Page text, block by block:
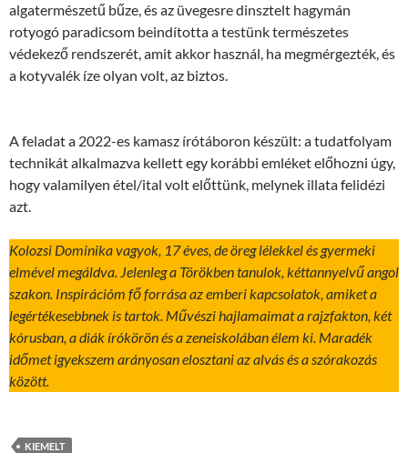
algatermészetű bűze, és az üvegesre dinsztelt hagymán
rotyogó paradicsom beindította a testünk természetes
védekező rendszerét, amit akkor használ, ha megmérgezték, és
a kotyvalék íze olyan volt, az biztos.
A feladat a 2022-es kamasz írótáboron készült: a tudatfolyam
technikát alkalmazva kellett egy korábbi emléket előhozni úgy,
hogy valamilyen étel/ital volt előttünk, melynek illata felidézi
azt.
Kolozsi Dominika vagyok, 17 éves, de öreg lélekkel és gyermeki
elmével megáldva. Jelenleg a Törökben tanulok, kéttannyelvű angol
szakon. Inspirációm fő forrása az emberi kapcsolatok, amiket a
legértékesebbnek is tartok. Művészi hajlamaimat a rajzfakton, két
kórusban, a diák írókörön és a zeneiskolában élem ki. Maradék
időmet igyekszem arányosan elosztani az alvás és a szórakozás
között.
KIEMELT